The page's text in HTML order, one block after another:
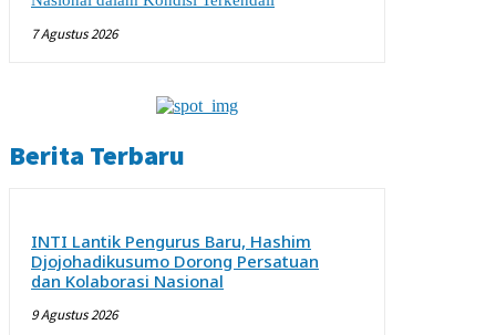
7 Agustus 2026
Berita Terbaru
INTI Lantik Pengurus Baru, Hashim
Djojohadikusumo Dorong Persatuan
dan Kolaborasi Nasional
9 Agustus 2026